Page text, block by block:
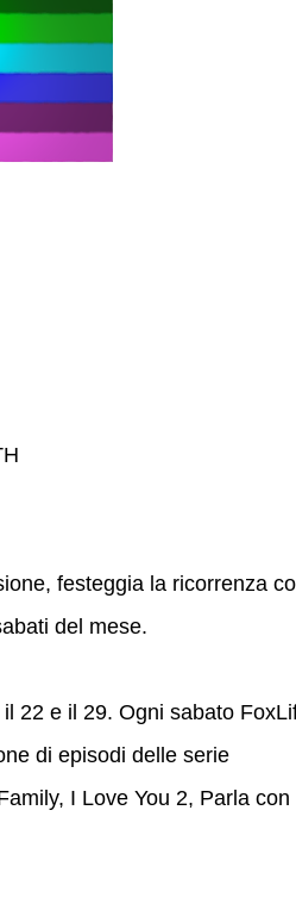
festeggia la ricorrenza
del mese.
22 e il 29. Ogni sabato
di episodi delle serie
I Love You 2, Parla con